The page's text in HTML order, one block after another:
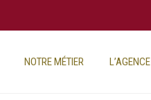
NOTRE MÉTIER L’AGENCE